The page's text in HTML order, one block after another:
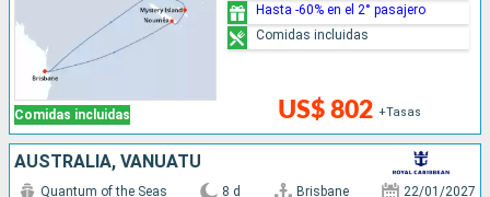
Comidas incluidas US$ 802 +Tasas
Hasta -60% en el 2° pasajero
Comidas incluidas
AUSTRALIA, VANUATU
Quantum of the Seas 8 d Brisbane 22/01/2027